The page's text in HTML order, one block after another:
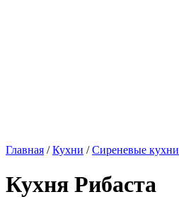
Главная /Кухни /Сиреневые кухни
Кухня Рибаста